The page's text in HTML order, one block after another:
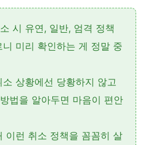
시 유연, 일반, 엄격 정책
미리 확인하는 게 정말 중
소 상황에선 당황하지 않고
법을 알아두면 마음이 편안
이런 취소 정책을 꼼꼼히 살